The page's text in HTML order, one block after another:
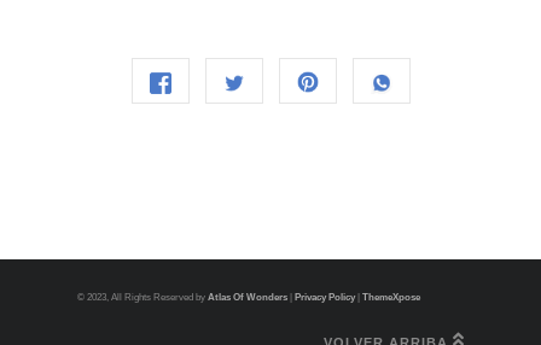
© 2023, All Rights Reserved by Atlas Of Wonders Privacy Policy| ThemeXpose